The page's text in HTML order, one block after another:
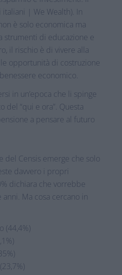
| We Wealth). In
è solo economica ma
strumenti di educazione e
il rischio è di vivere alla
opportunità di costruzione
economico.
in un’epoca che li spinge
del “qui e ora”. Questa
a pensare al futuro
del Censis emerge che solo
davvero i propri
dichiara che vorrebbe
Ma cosa cercano in
(44,4%)